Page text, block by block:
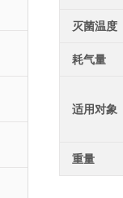
灭菌温度
耗气量
适用对象
重量